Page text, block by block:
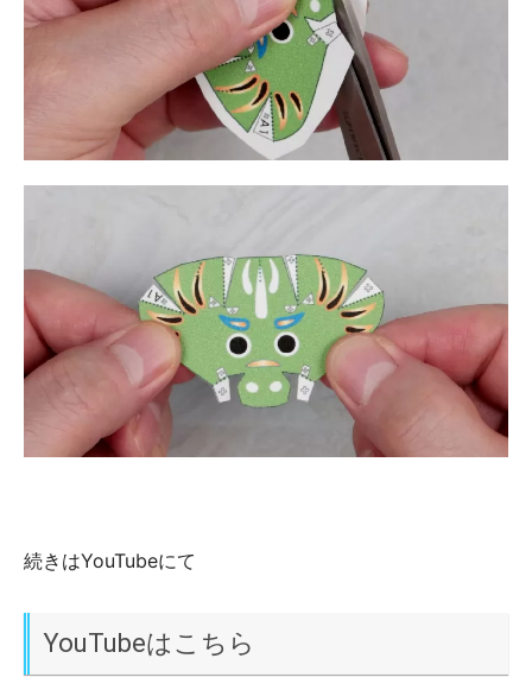
続きはYouTubeにて
YouTubeはこちら